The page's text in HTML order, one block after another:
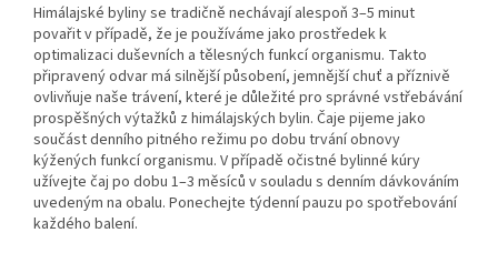
Himálajské byliny se tradičně nechávají alespoň 3–5 minut
povařit v případě, že je používáme jako prostředek k
optimalizaci duševních a tělesných funkcí organismu. Takto
připravený odvar má silnější působení, jemnější chuť a příznivě
ovlivňuje naše trávení, které je důležité pro správné vstřebávání
prospěšných výtažků z himálajských bylin. Čaje pijeme jako
součást denního pitného režimu po dobu trvání obnovy
kýžených funkcí organismu. V případě očistné bylinné kúry
užívejte čaj po dobu 1–3 měsíců v souladu s denním dávkováním
uvedeným na obalu. Ponechejte týdenní pauzu po spotřebování
každého balení.